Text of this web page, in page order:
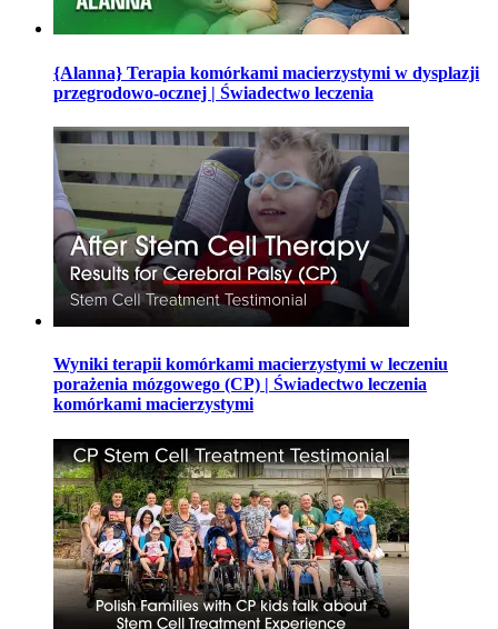
{Alanna} Terapia komórkami macierzystymi w dysplazji
przegrodowo-ocznej | Świadectwo leczenia
Wyniki terapii komórkami macierzystymi w leczeniu
porażenia mózgowego (CP) | Świadectwo leczenia
komórkami macierzystymi